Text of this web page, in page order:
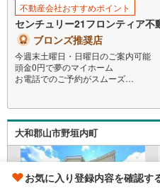
不動産会社おすすめポイント
センチュリー21フロンティア
ブロンズ推奨店
今週末土曜日・日曜日のご案内可能
頭金0円で夢のマイホーム
お電話でのご予約がスムーズ
立地
・近鉄橿原線「近鉄郡山駅」歩10分
・JR関西本線「郡山駅」歩21分（
・大和郡山市立郡山西小学校歩12分
・大和郡山市立郡山中学校歩22分（
特徴
大和郡山市野垣内町
お気に入り登録内容を確認す